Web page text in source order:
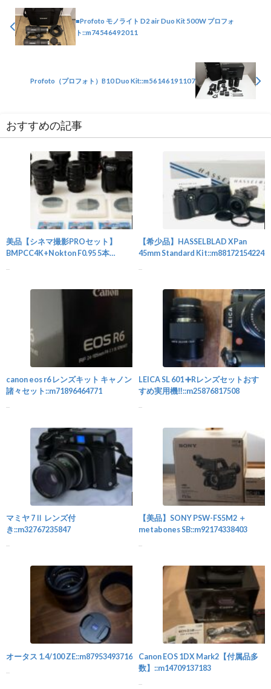
■Profoto モノライト D2 air Duo Kit 500W プロフォ
ト::m74546492011
Profoto（プロフォト）B10 Duo Kit::m56146191107
おすすめの記事
美品【シネマ撮影PROセット】
BMPCC4K+Nokton F0.95 5本
【希少品】HASSELBLAD XPan
45mm Standard Kit::m88172154224
canon eos r6 レンズキット キャノン
諸々セット::m71896464771
...
LEICA SL 601 ➕Rレンズセットおす
すめ実用機‼️::m25876817508
...
マミヤ 7Ⅱ レンズ付
き::m32767235847
【美品】SONY PSW-FS5M2 ＋
metabones SB::m92174338403
オータス 1.4/100 ZE::m87953493716
Canon EOS 1DX Mark2【付属品多
数】::m14709137183